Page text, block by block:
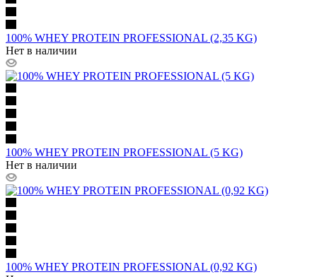
100% WHEY PROTEIN PROFESSIONAL (2,35 KG)
Нет в наличии
100% WHEY PROTEIN PROFESSIONAL (5 KG)
Нет в наличии
100% WHEY PROTEIN PROFESSIONAL (0,92 KG)